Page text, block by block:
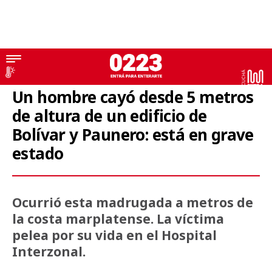
Mar del Plata
Un hombre cayó desde 5 metros
de altura de un edificio de
Bolívar y Paunero: está en grave
estado
Ocurrió esta madrugada a metros de
la costa marplatense. La víctima
pelea por su vida en el Hospital
Interzonal.